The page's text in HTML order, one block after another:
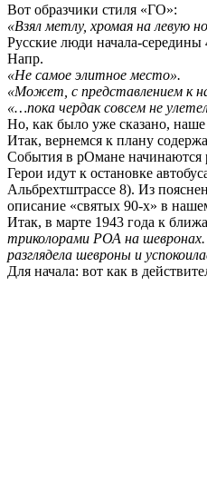
Вот образчики стиля «ГО»:
«Взял метлу, хромая на левую
Русские люди начала-
Напр.
«Не самое элитное место».
«Может, с представлением к
«…пока чердак совсем не
Но, как было уже сказано, наше
Итак, вернемся к плану
События в рОмане начинаются
Герои идут к остановке
Альбрехтштрассе 8). Из
описание «святых 90-х» в
Итак, в марте 1943 года к
триколорами РОА на шевронах.
разглядела шевроны и
Для начала: вот как в